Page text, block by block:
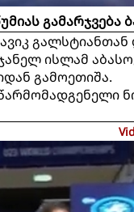
ისლამ
გამოეთიშა.